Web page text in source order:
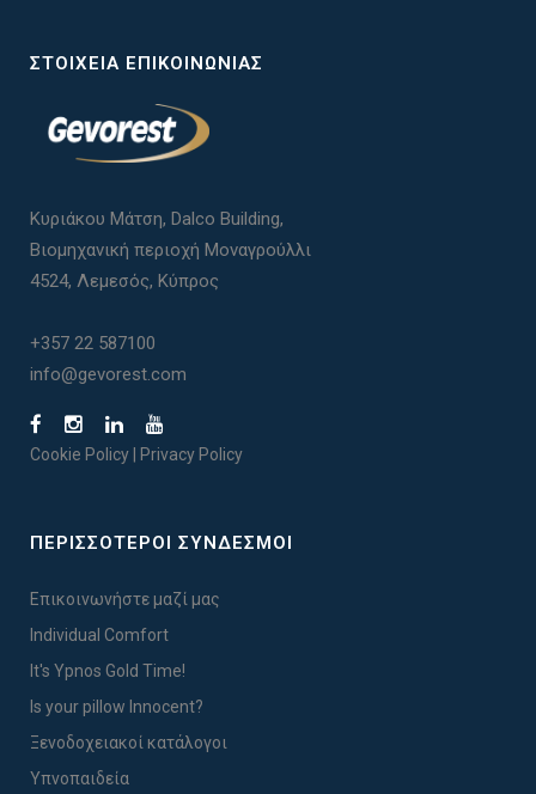
ΣΤΟΙΧΕΊΑ ΕΠΙΚΟΙΝΩΝΊΑΣ
Κυριάκου Μάτση, Dalco Building,
Βιομηχανική περιοχή Μοναγρούλλι
4524, Λεμεσός, Κύπρος
+357 22 587100
info@gevorest.com
Cookie Policy Privacy Policy
ΠΕΡΙΣΣΟΤΕΡΟΙ ΣΥΝΔΕΣΜΟΙ
Επικοινωνήστε μαζί μας
Individual Comfort
It's Ypnos Gold Time!
Is your pillow Innocent?
Ξενοδοχειακοί κατάλογοι
Υπνοπαιδεία